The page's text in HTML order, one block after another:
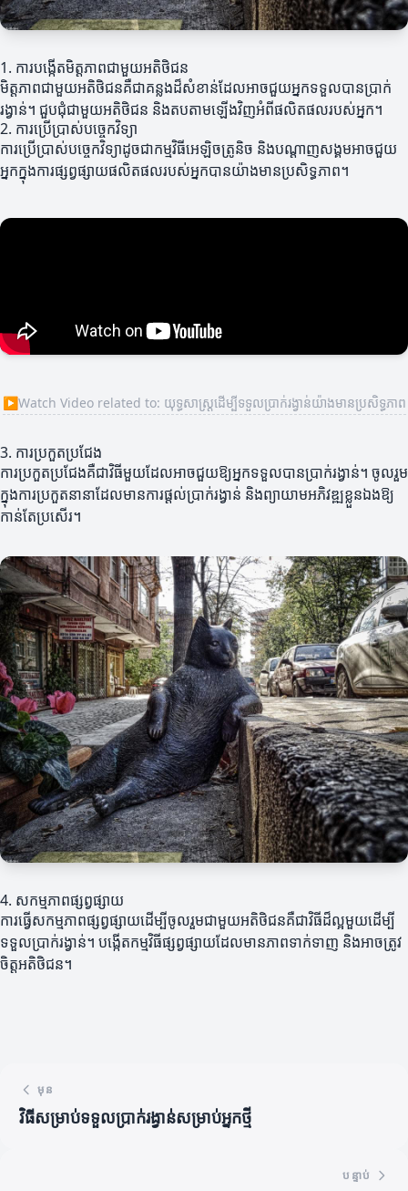
1. ការបង្កើតមិត្តភាពជាមួយអតិថិជន
មិត្តភាពជាមួយអតិថិជនគឺជាគន្លងដ៏សំខាន់ដែលអាចជួយអ្នកទទួលបានប្រាក់
រង្វាន់។ ជួបជុំជាមួយអតិថិជន និងតបតាមឡើងវិញអំពីផលិតផលរបស់អ្នក។
2. ការប្រើប្រាស់បច្ចេកវិទ្យា
ការប្រើប្រាស់បច្ចេកវិទ្យាដូចជាកម្មវិធីអេឡិចត្រូនិច និងបណ្ដាញសង្គមអាចជួយ
អ្នកក្នុងការផ្សព្វផ្សាយផលិតផលរបស់អ្នកបានយ៉ាងមានប្រសិទ្ធភាព។
▶Watch Video related to: យុទ្ធសាស្ត្រដើម្បីទទួលប្រាក់រង្វាន់យ៉ាងមានប្រសិទ្ធភាព
3. ការប្រកួតប្រជែង
ការប្រកួតប្រជែងគឺជាវិធីមួយដែលអាចជួយឱ្យអ្នកទទួលបានប្រាក់រង្វាន់។ ចូលរួម
ក្នុងការប្រកួតនានាដែលមានការផ្តល់ប្រាក់រង្វាន់ និងព្យាយាមអភិវឌ្ឍខ្លួនឯងឱ្យ
កាន់តែប្រសើរ។
4. សកម្មភាពផ្សព្វផ្សាយ
ការធ្វើសកម្មភាពផ្សព្វផ្សាយដើម្បីចូលរួមជាមួយអតិថិជនគឺជាវិធីដ៏ល្អមួយដើម្បី
ទទួលប្រាក់រង្វាន់។ បង្កើតកម្មវិធីផ្សព្វផ្សាយដែលមានភាពទាក់ទាញ និងអាចត្រូវ
ចិត្តអតិថិជន។
មុន
វិធីសម្រាប់ទទួលប្រាក់រង្វាន់សម្រាប់អ្នកថ្មី
បន្ទាប់